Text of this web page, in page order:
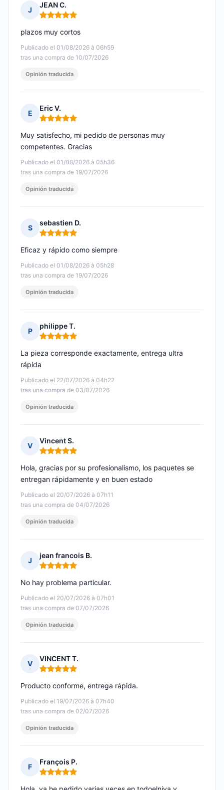
J
JEAN C.
Nota: 5 de 5
Publicado el 01/08/2026 à 06h59
tras una compra de 10/07/2026
plazos muy cortos
Opinión traducida
E
Eric V.
Nota: 5 de 5
Publicado el 01/08/2026 à 05h36
tras una compra de 19/07/2026
Muy satisfecho, mi pedido de personas muy
competentes. Gracias
Opinión traducida
S
sebastien D.
Nota: 5 de 5
Publicado el 01/08/2026 à 05h28
tras una compra de 19/07/2026
Eficaz y rápido como siempre
Opinión traducida
P
philippe T.
Nota: 5 de 5
Publicado el 22/07/2026 à 04h22
tras una compra de 03/07/2026
La pieza corresponde exactamente, entrega ultra
rápida
Opinión traducida
V
Vincent S.
Nota: 5 de 5
Publicado el 20/07/2026 à 07h11
tras una compra de 04/07/2026
Hola, gracias por su profesionalismo, los paquetes se
entregan rápidamente y en buen estado
Opinión traducida
J
jean francois B.
Nota: 5 de 5
Publicado el 20/07/2026 à 07h01
tras una compra de 07/07/2026
No hay problema particular.
Opinión traducida
V
VINCENT T.
Nota: 5 de 5
Publicado el 19/07/2026 à 07h40
tras una compra de 02/07/2026
Producto conforme, entrega rápida.
Opinión traducida
F
François P.
Nota: 5 de 5